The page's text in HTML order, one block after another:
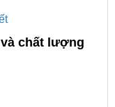
chất lượng